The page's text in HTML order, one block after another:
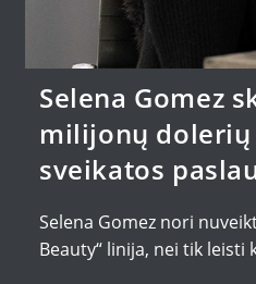
Selena Gomez
milijonų dolerių
sveikatos
Selena Gomez nori
Beauty“ linija, nei tik